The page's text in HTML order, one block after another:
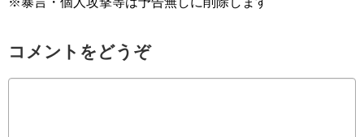
コメントをどうぞ